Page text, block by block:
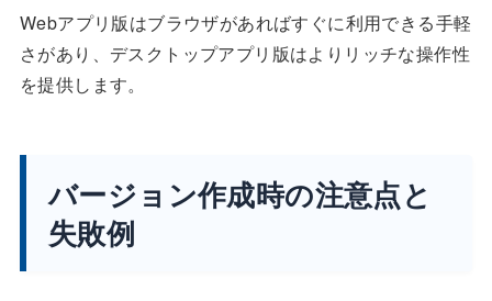
Webアプリ版はブラウザがあればすぐに利用できる手軽
さがあり、デスクトップアプリ版はよりリッチな操作性
を提供します。
バージョン作成時の注意点と
失敗例